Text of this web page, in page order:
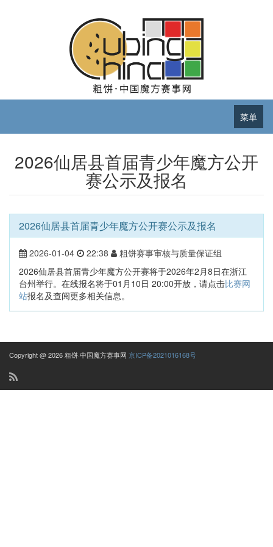
菜单
2026仙居县首届青少年魔方公开
赛公示及报名
2026仙居县首届青少年魔方公开赛公示及报名
2026-01-04 22:38
粗饼赛事审核与质量保证组
2026仙居县首届青少年魔方公开赛将于2026年2月8日在浙江
台州举行。在线报名将于01月10日 20:00开放，请点击比赛网
站报名及查阅更多相关信息。
Copyright @ 2026 粗饼·中国魔方赛事网 京ICP备2021016168号